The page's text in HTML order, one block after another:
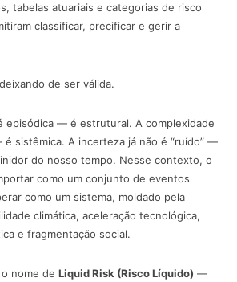
tabelas atuariais e categorias de risco
classificar, precificar e gerir a
de ser válida.
episódica — é estrutural. A complexidade
sistêmica. A incerteza já não é “ruído” —
do nosso tempo. Nesse contexto, o
como um conjunto de eventos
como um sistema, moldado pela
climática, aceleração tecnológica,
e fragmentação social.
nome de Liquid Risk (Risco Líquido) —